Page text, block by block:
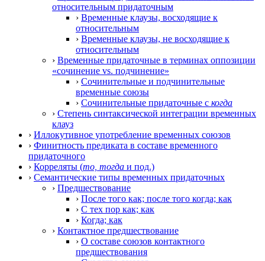
относительным придаточным
› Временные клаузы, восходящие к
относительным
› Временные клаузы, не восходящие к
относительным
› Временные придаточные в терминах оппозиции
«сочинение vs. подчинение»
› Сочинительные и подчинительные
временные союзы
› Сочинительные придаточные с когда
› Степень синтаксической интеграции временных
клауз
› Иллокутивное употребление временных союзов
› Финитность предиката в составе временного
придаточного
› Корреляты (то, тогда и под.)
› Семантические типы временных придаточных
› Предшествование
› После того как; после того когда; как
› С тех пор как; как
› Когда; как
› Контактное предшествование
› О составе союзов контактного
предшествования